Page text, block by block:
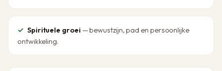
Spirituele groei — bewustzijn, pad en persoonlijke
ontwikkeling.